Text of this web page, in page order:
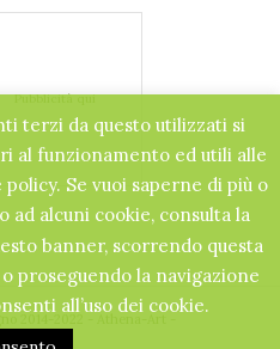
Pubblicità qui
2014-2022 - Athena-Art -
terzi da questo utilizzati si
al funzionamento ed utili alle
Se vuoi saperne di più o
ad alcuni cookie, consulta la
banner, scorrendo questa
proseguendo la navigazione
all’uso dei cookie.